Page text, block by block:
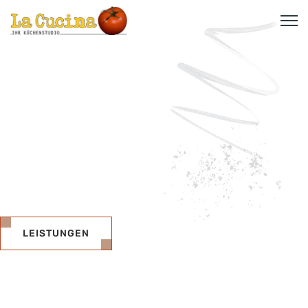
LANGWEILIGE KÜCHEN?
GIBT'S WOANDERS!
Ob minimalistische Designer Küche, Landhausküche mit modernem
Touch oder nachhaltige Öko Küche, wir setzen mit Ihnen
LEISTUNGEN